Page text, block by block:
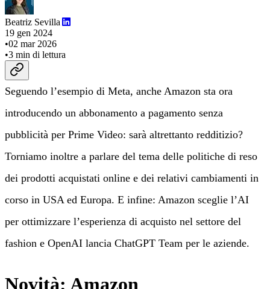
Beatriz Sevilla
19 gen 2024
•02 mar 2026
•3 min di lettura
Seguendo l’esempio di Meta, anche Amazon sta ora
introducendo un abbonamento a pagamento senza
pubblicità per Prime Video: sarà altrettanto redditizio?
Torniamo inoltre a parlare del tema delle politiche di reso
dei prodotti acquistati online e dei relativi cambiamenti in
corso in USA ed Europa. E infine: Amazon sceglie l’AI
per ottimizzare l’esperienza di acquisto nel settore del
fashion e OpenAI lancia ChatGPT Team per le aziende.
Novità: Amazon